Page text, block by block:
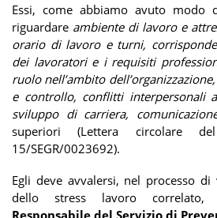
Essi, come abbiamo avuto modo
riguardare ambiente di lavoro e
orario di lavoro e turni,
dei lavoratori e i requisiti
ruolo nell’ambito
e controllo, conflitti interpersonali
sviluppo di carriera,
superiori (Lettera circolare
15/SEGR/0023692).
Egli deve avvalersi, nel processo
dello stress lavoro
Responsabile del Servizio di